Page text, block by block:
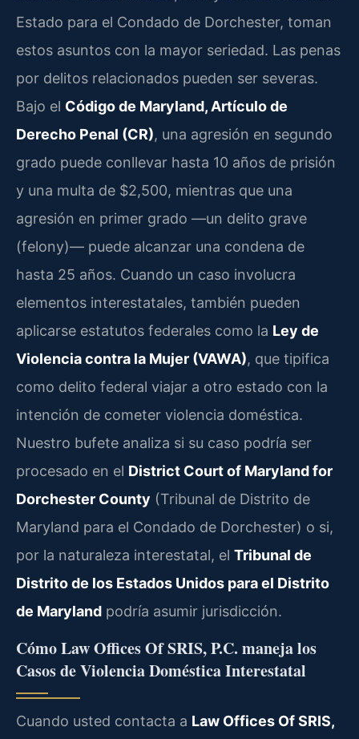
Estado para el Condado de Dorchester, toman
estos asuntos con la mayor seriedad. Las penas
por delitos relacionados pueden ser severas.
Bajo el Código de Maryland, Artículo de
Derecho Penal (CR), una agresión en segundo
grado puede conllevar hasta 10 años de prisión
y una multa de $2,500, mientras que una
agresión en primer grado —un delito grave
(felony)— puede alcanzar una condena de
hasta 25 años. Cuando un caso involucra
elementos interestatales, también pueden
aplicarse estatutos federales como la Ley de
Violencia contra la Mujer (VAWA), que tipifica
como delito federal viajar a otro estado con la
intención de cometer violencia doméstica.
Nuestro bufete analiza si su caso podría ser
procesado en el District Court of Maryland for
Dorchester County (Tribunal de Distrito de
Maryland para el Condado de Dorchester) o si,
por la naturaleza interestatal, el Tribunal de
Distrito de los Estados Unidos para el Distrito
de Maryland podría asumir jurisdicción.
Cómo Law Offices Of SRIS, P.C. maneja los
Casos de Violencia Doméstica Interestatal
Cuando usted contacta a Law Offices Of SRIS,